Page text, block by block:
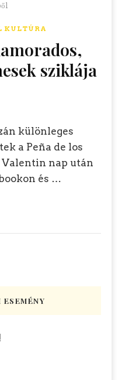
KULTÚRA
sziklája
különleges
a Peña de los
Valentin nap után
és …